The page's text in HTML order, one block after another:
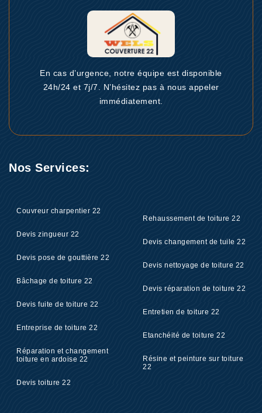
En cas d’urgence, notre équipe est disponible
24h/24 et 7j/7. N’hésitez pas à nous appeler
immédiatement.
Nos Services:
Couvreur charpentier 22
Devis zingueur 22
Devis pose de gouttière 22
Bâchage de toiture 22
Devis fuite de toiture 22
Entreprise de toiture 22
Réparation et changement
toiture en ardoise 22
Devis toiture 22
Rehaussement de toiture 22
Devis changement de tuile 22
Devis nettoyage de toiture 22
Devis réparation de toiture 22
Entretien de toiture 22
Etanchéité de toiture 22
Résine et peinture sur toiture
22